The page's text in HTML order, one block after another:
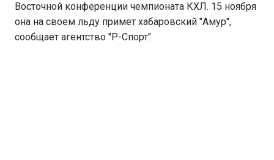
Восточной конференции чемпионата КХЛ. 15 ноября
она на своем льду примет хабаровский "Амур",
сообщает агентство "Р-Спорт".